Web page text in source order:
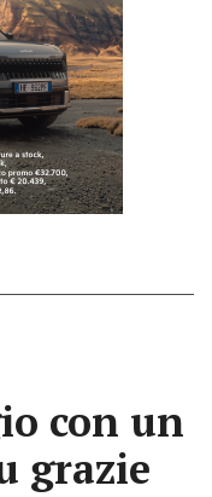
con un
grazie